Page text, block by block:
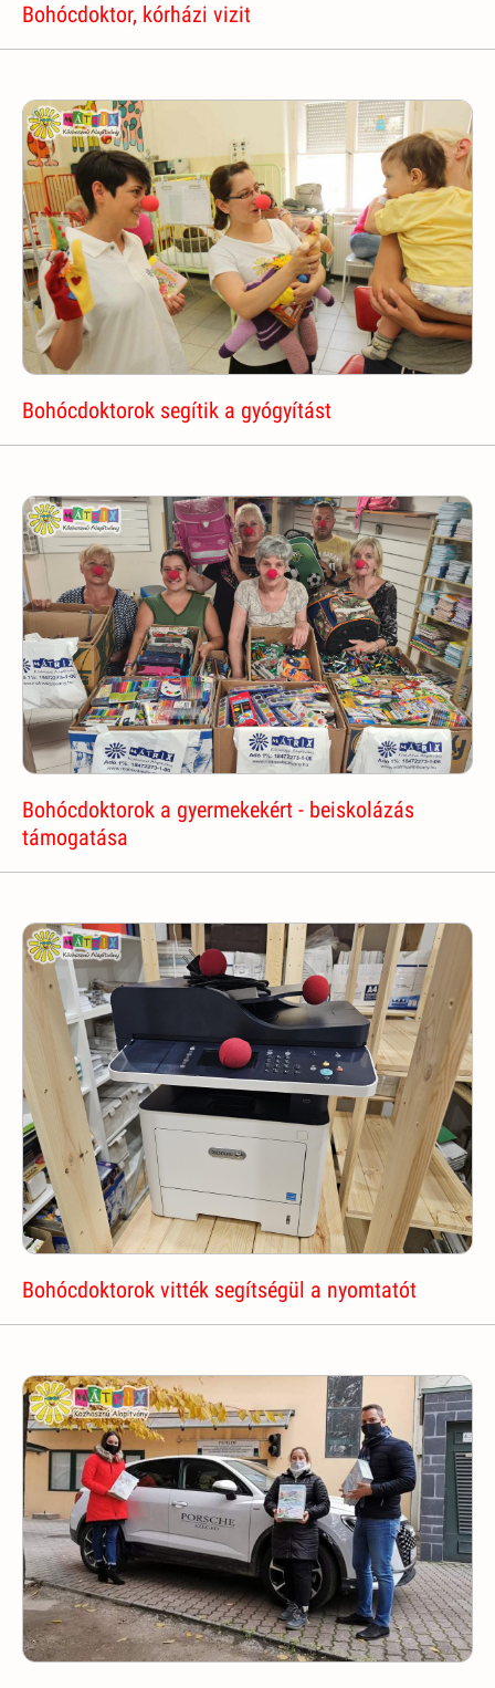
Bohócdoktor, kórházi vizit
Bohócdoktorok segítik a gyógyítást
Bohócdoktorok a gyermekekért - beiskolázás
támogatása
Bohócdoktorok vitték segítségül a nyomtatót